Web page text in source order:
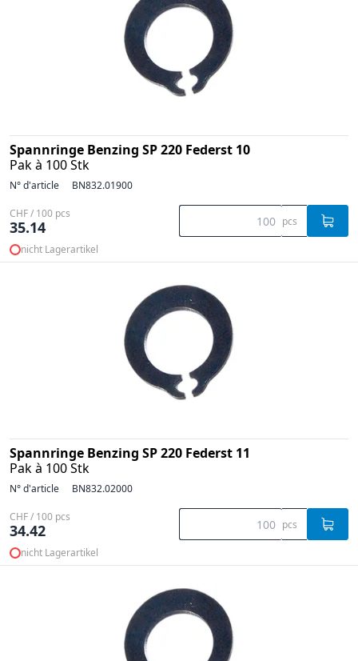
Spannringe Benzing SP 220 Federst 10
Pak à 100 Stk
N° d'article BN832.01900
CHF / 100 pcs
35.14 pcs
nicht Lagerartikel
Spannringe Benzing SP 220 Federst 11
Pak à 100 Stk
N° d'article BN832.02000
CHF / 100 pcs
34.42 pcs
nicht Lagerartikel